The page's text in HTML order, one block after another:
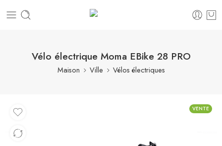
Vélo électrique Moma EBike 28 PRO
Maison Ville Vélos électriques
VENTE